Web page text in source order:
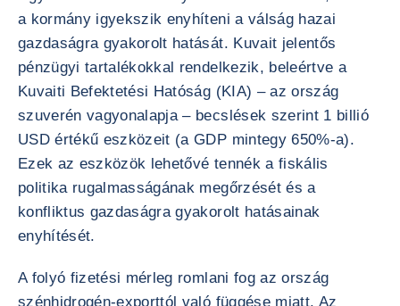
a kormány igyekszik enyhíteni a válság hazai
gazdaságra gyakorolt hatását. Kuvait jelentős
pénzügyi tartalékokkal rendelkezik, beleértve a
Kuvaiti Befektetési Hatóság (KIA) – az ország
szuverén vagyonalapja – becslések szerint 1 billió
USD értékű eszközeit (a GDP mintegy 650%-a).
Ezek az eszközök lehetővé tennék a fiskális
politika rugalmasságának megőrzését és a
konfliktus gazdaságra gyakorolt hatásainak
enyhítését.
A folyó fizetési mérleg romlani fog az ország
szénhidrogén-exporttól való függése miatt. Az